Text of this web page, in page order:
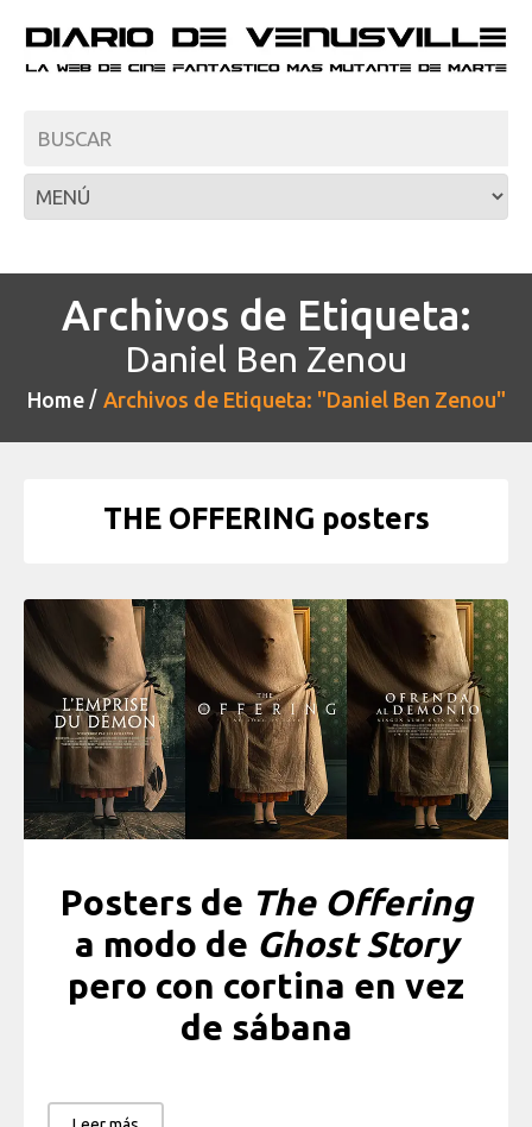
Archivos de Etiqueta:
Daniel Ben Zenou
Home Archivos de Etiqueta: "Daniel Ben Zenou"
THE OFFERING posters
Posters de The Offering
a modo de Ghost Story
pero con cortina en vez
de sábana